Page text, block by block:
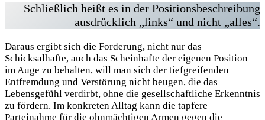
Schließlich heißt es in der Positionsbeschreibung
ausdrücklich „links“ und nicht „alles“.
Daraus ergibt sich die Forderung, nicht nur das
Schicksalhafte, auch das Scheinhafte der eigenen Position
im Auge zu behalten, will man sich der tiefgreifenden
Entfremdung und Verstörung nicht beugen, die das
Lebensgefühl verdirbt, ohne die gesellschaftliche Erkenntnis
zu fördern. Im konkreten Alltag kann die tapfere
Parteinahme für die ohnmächtigen Armen gegen die